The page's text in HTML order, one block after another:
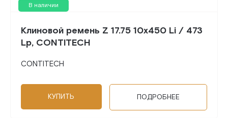
В наличии
Клиновой ремень Z 17.75 10x450 Li / 473
Lp, CONTITECH
CONTITECH
КУПИТЬ ПОДРОБНЕЕ